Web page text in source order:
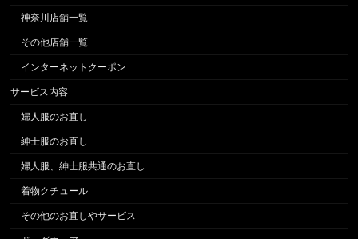
神奈川店舗一覧
その他店舗一覧
インターネットクーポン
サービス内容
婦人服のお直し
紳士服のお直し
婦人服、紳士服共通のお直し
着物クチュール
その他のお直しやサービス